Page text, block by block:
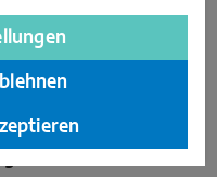
entwickeln, müssen